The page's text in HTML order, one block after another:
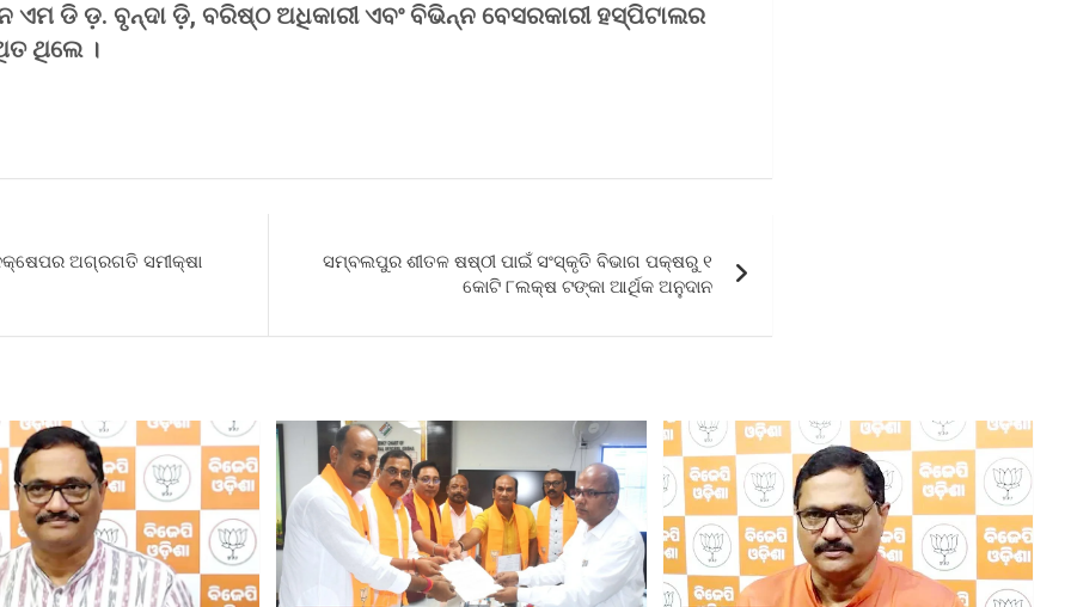
ଏମ ଡି ଡ଼. ବୃନ୍ଦା ଡ଼ି, ବରିଷ୍ଠ ଅଧିକାରୀ ଏବଂ ବିଭିନ୍ନ ବେସରକାରୀ ହସ୍ପିଟାଲର
ଥିଲେ ।
ଅଗ୍ରଗତି ସମୀକ୍ଷା
ସମ୍ବଲପୁର ଶୀତଳ ଷଷ୍ଠୀ ପାଇଁ ସଂସ୍କୃତି ବିଭାଗ ପକ୍ଷରୁ ୧
କୋଟି ୮ଲକ୍ଷ ଟଙ୍କା ଆର୍ଥିକ ଅନୁଦାନ